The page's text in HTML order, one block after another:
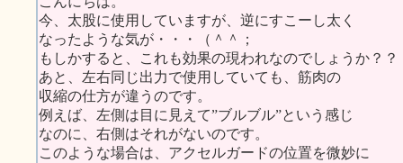
今、太股に使用していますが、逆にすこーし太く
なったような気が・・・（＾＾；
もしかすると、これも効果の現われなのでしょうか？？
あと、左右同じ出力で使用していても、筋肉の
収縮の仕方が違うのです。
例えば、左側は目に見えて”ブルブル”という感じ
なのに、右側はそれがないのです。
このような場合は、アクセルガードの位置を微妙に